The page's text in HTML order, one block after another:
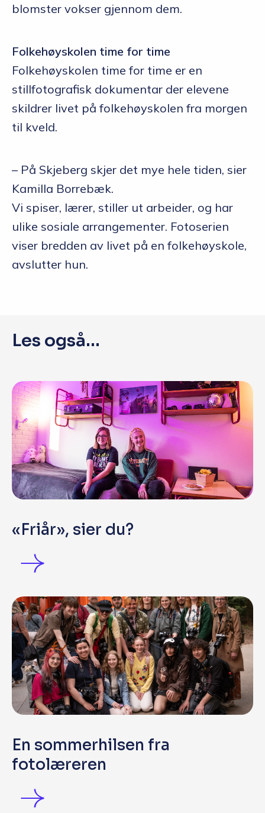
blomster vokser gjennom dem.
Folkehøyskolen time for time
Folkehøyskolen time for time er en
stillfotografisk dokumentar der elevene
skildrer livet på folkehøyskolen fra morgen
til kveld.
– På Skjeberg skjer det mye hele tiden, sier
Kamilla Borrebæk.
Vi spiser, lærer, stiller ut arbeider, og har
ulike sosiale arrangementer. Fotoserien
viser bredden av livet på en folkehøyskole,
avslutter hun.
Les også...
«Friår», sier du?
En sommerhilsen fra
fotolæreren